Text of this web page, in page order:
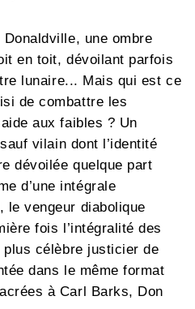
une ombre
en toit, dévoilant parfois
lunaire... Mais qui est ce
de combattre les
aux faibles ? Un
vilain dont l’identité
dévoilée quelque part
d’une intégrale
le vengeur diabolique
fois l’intégralité des
célèbre justicier de
dans le même format
à Carl Barks, Don